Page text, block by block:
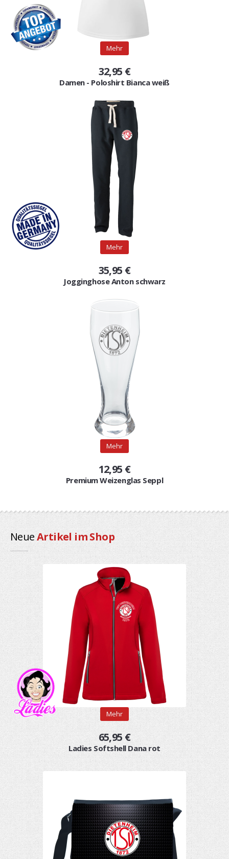
GOODING
KONFIGURATOR
Mehr
32,95 €
Damen - Poloshirt Bianca weiß
Mehr
35,95 €
Jogginghose Anton schwarz
Mehr
12,95 €
Premium Weizenglas Seppl
NeueArtikel im Shop
Mehr
65,95 €
Ladies Softshell Dana rot